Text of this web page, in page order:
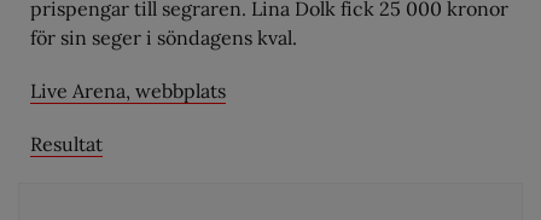
prispengar till segraren. Lina Dolk fick 25 000 kronor
för sin seger i söndagens kval.
Live Arena, webbplats
Resultat